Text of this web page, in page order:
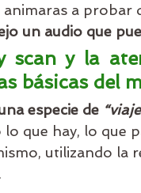
a probar
un audio que
scan y la
básicas del
especie de
que hay, lo que
utilizando la